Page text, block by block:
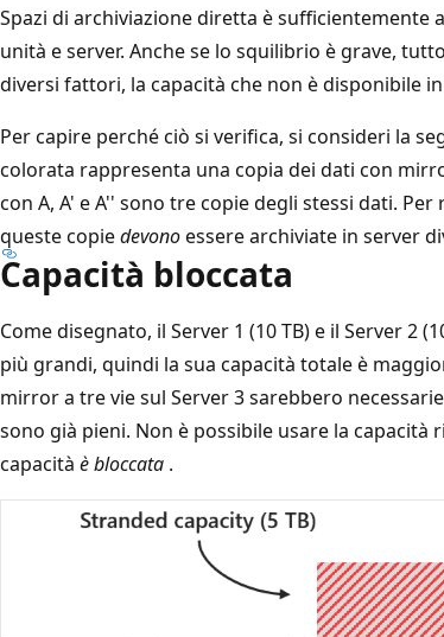
Spazi di archiviazione diretta è
unità e server. Anche se lo squilibrio è grave,
diversi fattori, la capacità che non è disponibile
Per capire perché ciò si verifica, si consideri la
colorata rappresenta una copia dei dati con
con A, A' e A'' sono tre copie degli stessi dati.
queste copiedevonoessere archiviate in server
Capacità bloccata
Come disegnato, il Server 1 (10 TB) e il Server 2
più grandi, quindi la sua capacità totale è
mirror a tre vie sul Server 3 sarebbero
sono già pieni. Non è possibile usare la capacità
capacità è bloccata .